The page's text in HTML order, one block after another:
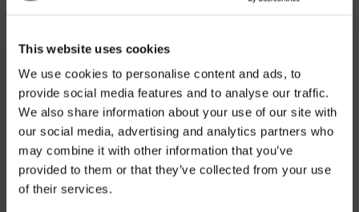
This website uses cookies
We use cookies to personalise content and ads, to
provide social media features and to analyse our traffic.
We also share information about your use of our site with
our social media, advertising and analytics partners who
may combine it with other information that you’ve
provided to them or that they’ve collected from your use
of their services.
rent verktøy, garasjegulv, vinyl og arbeidsklær.
Utendørs: Griller, garasjeoppganger, utemøbler.
Kunder som har kjøpt dette produktet, kjøpte også:
Insta-Lift Eye Gel, (Alle h...